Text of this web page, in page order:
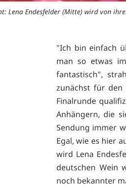
Lena Endesfelder (Mitte) wird von
"Ich bin einfach
man so etwas
fantastisch",
zunächst für den
Finalrunde
Anhängern, die
Sendung immer
Egal, wie es hier
wird Lena
deutschen Wein
noch bekannter